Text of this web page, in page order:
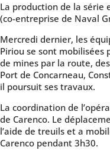
La production de la série
(co-entreprise de Naval
Mercredi dernier, les
Piriou se sont mobilisées
de mines par la route,
Port de Concarneau,
il poursuit ses travaux.
La coordination de
de Carenco. Le
l’aide de treuils et a
Carenco pendant 3h30.